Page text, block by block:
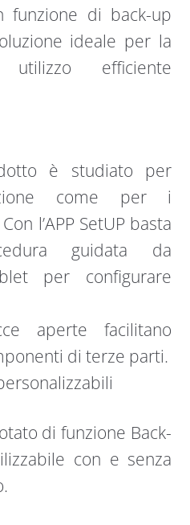
funzione di back-up
ideale per la
efficiente
è studiato per
come per i
l’APP SetUP basta
guidata da
per configurare
aperte facilitano
di terze parti.
di funzione Back-
con e senza